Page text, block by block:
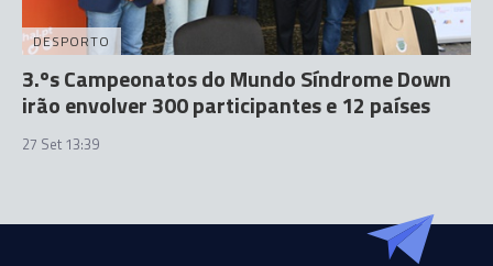
DESPORTO
3.ºs Campeonatos do Mundo Síndrome Down
irão envolver 300 participantes e 12 países
27 Set 13:39